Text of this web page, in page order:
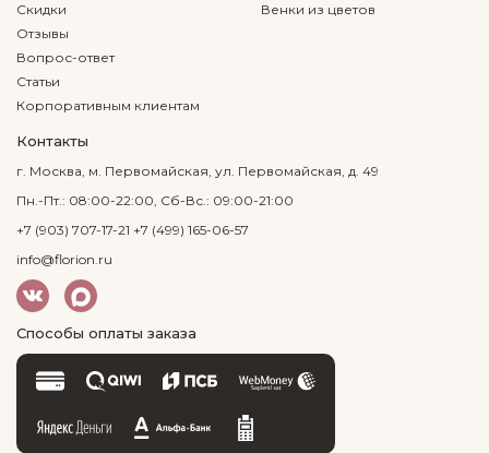
Скидки
Отзывы
Вопрос-ответ
Статьи
Корпоративным клиентам
Венки из цветов
Контакты
г. Москва, м. Первомайская, ул. Первомайская, д. 49
Пн.-Пт.: 08:00-22:00, Сб-Вс.: 09:00-21:00
+7 (903) 707-17-21 +7 (499) 165-06-57
info@florion.ru
Способы оплаты заказа